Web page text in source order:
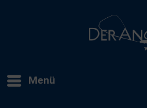
Menü